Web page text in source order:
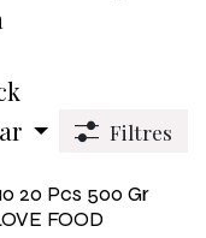
Filtres
20 Pcs 500 Gr
FOOD